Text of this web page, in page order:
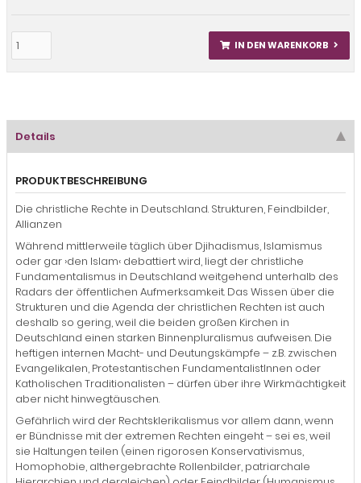
IN DEN WARENKORB
Details
PRODUKTBESCHREIBUNG
Die christliche Rechte in Deutschland. Strukturen, Feindbilder,
Allianzen
Während mittlerweile täglich über Djihadismus, Islamismus
oder gar ›den Islam‹ debattiert wird, liegt der christliche
Fundamentalismus in Deutschland weitgehend unterhalb des
Radars der öffentlichen Aufmerksamkeit. Das Wissen über die
Strukturen und die Agenda der christlichen Rechten ist auch
deshalb so gering, weil die beiden großen Kirchen in
Deutschland einen starken Binnenpluralismus aufweisen. Die
heftigen internen Macht- und Deutungskämpfe – z.B. zwischen
Evangelikalen, Protestantischen FundamentalistInnen oder
Katholischen Traditionalisten – dürfen über ihre Wirkmächtigkeit
aber nicht hinwegtäuschen.
Gefährlich wird der Rechtsklerikalismus vor allem dann, wenn
er Bündnisse mit der extremen Rechten eingeht – sei es, weil
sie Haltungen teilen (einen rigorosen Konservativismus,
Homophobie, althergebrachte Rollenbilder, patriarchale